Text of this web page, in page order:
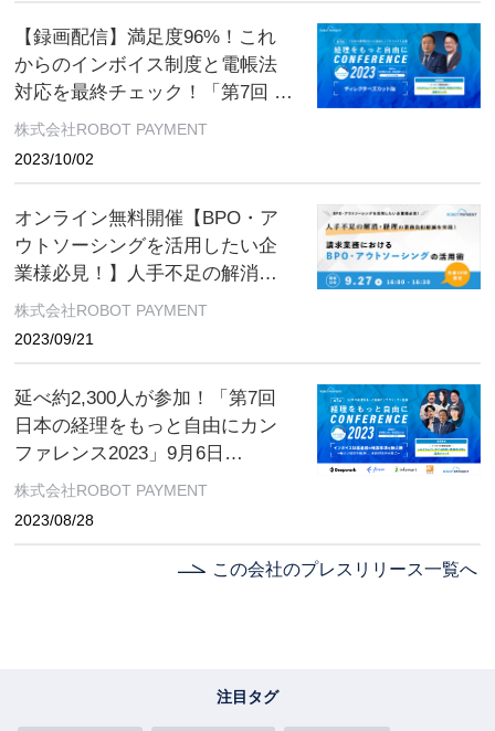
【録画配信】満足度96%！これ
からのインボイス制度と電帳法
対応を最終チェック！「第7回 日
本の経理をもっと自由にカンフ
株式会社ROBOT PAYMENT
2023/10/02
オンライン無料開催【BPO・ア
ウトソーシングを活用したい企
業様必見！】人手不足の解消・
経理の業務負担軽減を実現！請
株式会社ROBOT PAYMENT
2023/09/21
延べ約2,300人が参加！「第7回
日本の経理をもっと自由にカン
ファレンス2023」9月6日
（水）〜9月13日（水）オンライ
株式会社ROBOT PAYMENT
2023/08/28
この会社のプレスリリース一覧へ
注目タグ